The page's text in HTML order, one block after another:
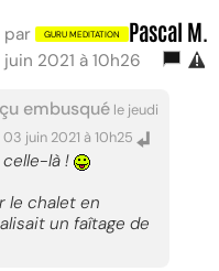
par Pascal M.
2021 à 10h26
embusqué le jeudi
03 juin 2021 à 10h25
celle-là !
le chalet en
un faîtage de